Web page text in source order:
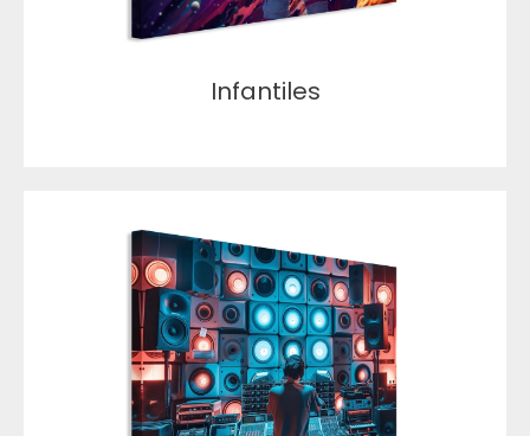
Infantiles